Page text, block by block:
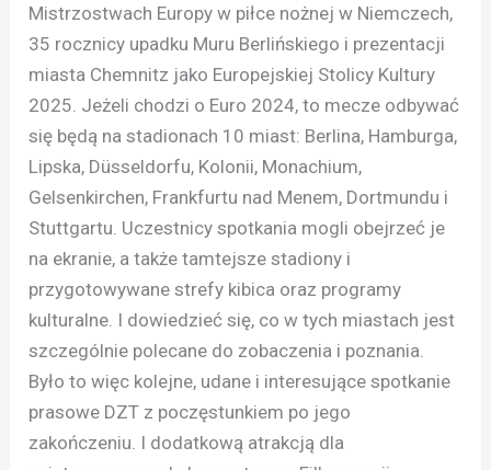
Mistrzostwach Europy w piłce nożnej w Niemczech,
35 rocznicy upadku Muru Berlińskiego i prezentacji
miasta Chemnitz jako Europejskiej Stolicy Kultury
2025. Jeżeli chodzi o Euro 2024, to mecze odbywać
się będą na stadionach 10 miast: Berlina, Hamburga,
Lipska, Düsseldorfu, Kolonii, Monachium,
Gelsenkirchen, Frankfurtu nad Menem, Dortmundu i
Stuttgartu. Uczestnicy spotkania mogli obejrzeć je
na ekranie, a także tamtejsze stadiony i
przygotowywane strefy kibica oraz programy
kulturalne. I dowiedzieć się, co w tych miastach jest
szczególnie polecane do zobaczenia i poznania.
Było to więc kolejne, udane i interesujące spotkanie
prasowe DZT z poczęstunkiem po jego
zakończeniu. I dodatkową atrakcją dla